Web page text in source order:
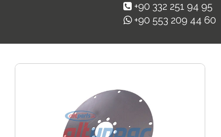
+90 332 251 94 95
+90 553 209 44 60